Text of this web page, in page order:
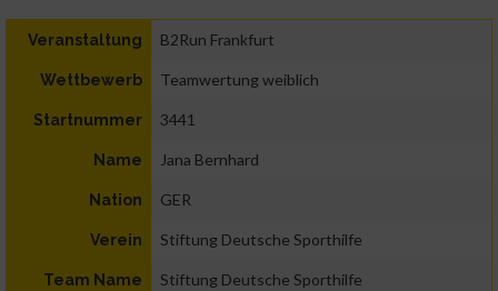
Veranstaltung B2Run Frankfurt
Wettbewerb Teamwertung weiblich
Startnummer 3441
Name Jana Bernhard
Nation GER
Verein Stiftung Deutsche Sporthilfe
Team Name Stiftung Deutsche Sporthilfe